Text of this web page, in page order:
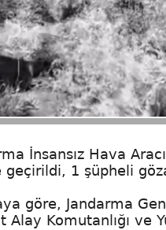
İnsansız Hava
1 şüpheli
göre, Jandarma
Komutanlığı ve